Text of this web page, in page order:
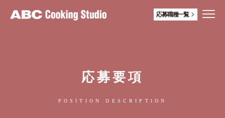
応募職種一覧
応募要項
POSITION DESCRIPTION